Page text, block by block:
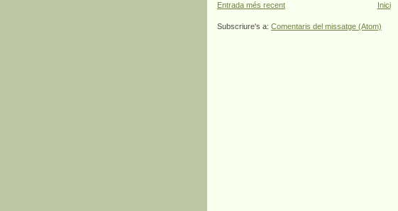
Entrada més recent
Inici
Subscriure's a: Comentaris del missatge (Atom)